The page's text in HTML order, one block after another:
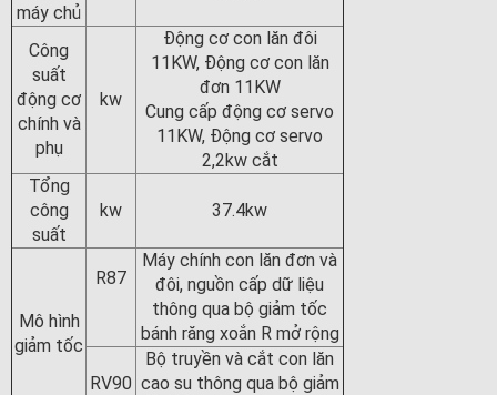
máy chủ
Công
suất
động cơ
chính và
phụ
kw
Động cơ con lăn đôi
11KW, Động cơ con lăn
đơn 11KW
Cung cấp động cơ servo
11KW, Động cơ servo
2,2kw cắt
Tổng
công
suất
kw 37.4kw
Mô hình
giảm tốc
R87
Máy chính con lăn đơn và
đôi, nguồn cấp dữ liệu
thông qua bộ giảm tốc
bánh răng xoắn R mở rộng
RV90
Bộ truyền và cắt con lăn
cao su thông qua bộ giảm